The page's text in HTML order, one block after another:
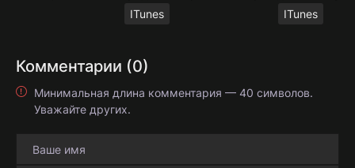
ITunes
ITunes
Комментарии (0)
Минимальная длина комментария — 40 символов.
Уважайте других.